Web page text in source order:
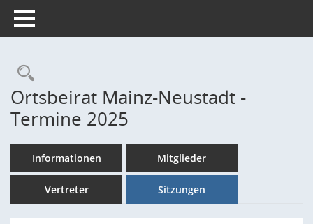
Toggle navigation
Rechercheauswahl
Ortsbeirat Mainz-Neustadt -
Termine 2025
Informationen Mitglieder
Vertreter Sitzungen